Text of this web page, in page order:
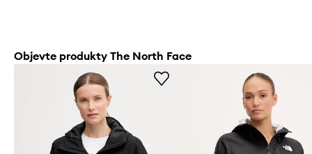
Objevte produkty The North Face